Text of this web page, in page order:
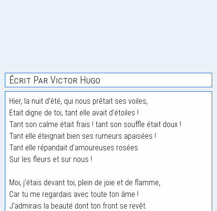
Écrit Par Victor Hugo
Hier, la nuit d'été, qui nous prêtait ses voiles,
Etait digne de toi, tant elle avait d'étoiles !
Tant son calme était frais ! tant son souffle était doux !
Tant elle éteignait bien ses rumeurs apaisées !
Tant elle répandait d'amoureuses rosées
Sur les fleurs et sur nous !
Moi, j'étais devant toi, plein de joie et de flamme,
Car tu me regardais avec toute ton âme !
J'admirais la beauté dont ton front se revêt.